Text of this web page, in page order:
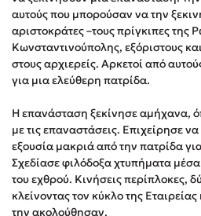
Κατρίνα Τσάνταλη
Lucinda Riley
Mimi Matthews
Benzamin Bécue
Teo Benedetti
Τζένη Κουτσοδημητροπούλου
Emily Henry
Ali Hazelwood
Cori Doerrfeld
αυτούς που μπορούσαν να την
αριστοκράτες –τους πρίγκιπες της
Κωνσταντινούπολης, εξόριστους
στους αρχιερείς. Αρκετοί από
για μια ελεύθερη πατρίδα.
Η επανάσταση ξεκίνησε αμήχανα,
με τις επαναστάσεις. Επιχείρησε
εξουσία μακριά από την πατρίδα
Σχεδίασε φιλόδοξα χτυπήματα
του εχθρού. Κινήσεις περίπλοκες,
κλείνοντας τον κύκλο της
την ακολούθησαν.